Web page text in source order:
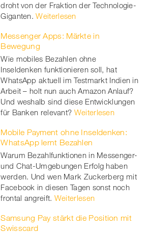
droht von der Fraktion der Technologie-
Giganten. Weiterlesen
Messenger Apps: Märkte in
Bewegung
Wie mobiles Bezahlen ohne
Inseldenken funktionieren soll, hat
WhatsApp aktuell im Testmarkt Indien in
Arbeit – holt nun auch Amazon Anlauf?
Und weshalb sind diese Entwicklungen
für Banken relevant? Weiterlesen
Mobile Payment ohne Inseldenken:
WhatsApp lernt Bezahlen
Warum Bezahlfunktionen in Messenger-
und Chat-Umgebungen Erfolg haben
werden. Und wen Mark Zuckerberg mit
Facebook in diesen Tagen sonst noch
frontal angreift. Weiterlesen
Samsung Pay stärkt die Position mit
Swisscard